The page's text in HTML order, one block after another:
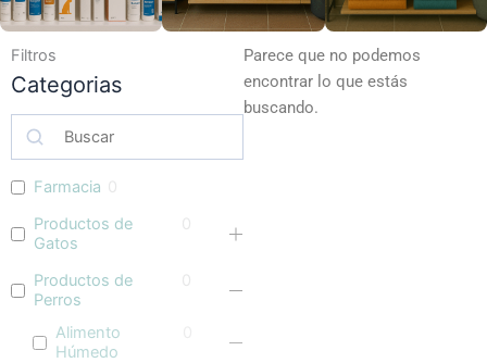
Filtros
Categorias
Farmacia 0
Productos de
Gatos
0
Productos de
Perros
0
Alimento
Húmedo
Parece que no podemos
encontrar lo que estás
buscando.